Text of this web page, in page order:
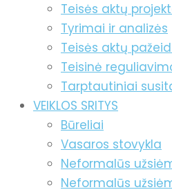
Teisės aktų
Tyrimai ir analizės
Teisės aktų
Teisinė
Tarptautiniai
VEIKLOS SRITYS
Būreliai
Vasaros stovykla
Neformalūs
Neformalūs